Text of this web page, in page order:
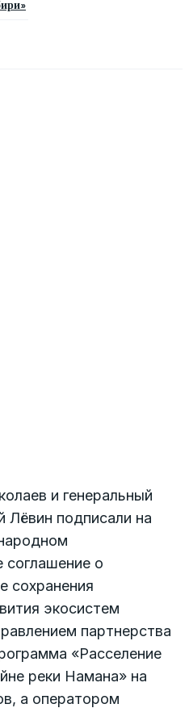
и генеральный
подписали на
о
сохранения
экосистем
партнерства
«Расселение
реки Намана» на
а оператором